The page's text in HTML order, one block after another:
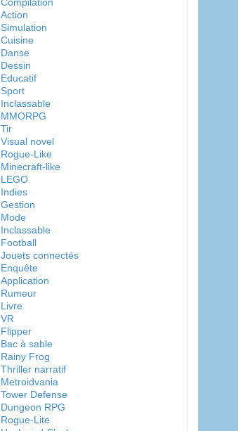
Action
Simulation
Cuisine
Danse
Dessin
Educatif
Sport
Inclassable
MMORPG
Tir
Visual novel
Rogue-Like
Minecraft-like
LEGO
Indies
Gestion
Mode
Inclassable
Football
Jouets connectés
Enquête
Application
Rumeur
Livre
VR
Flipper
Bac à sable
Rainy Frog
Thriller narratif
Metroidvania
Tower Defense
Dungeon RPG
Rogue-Lite